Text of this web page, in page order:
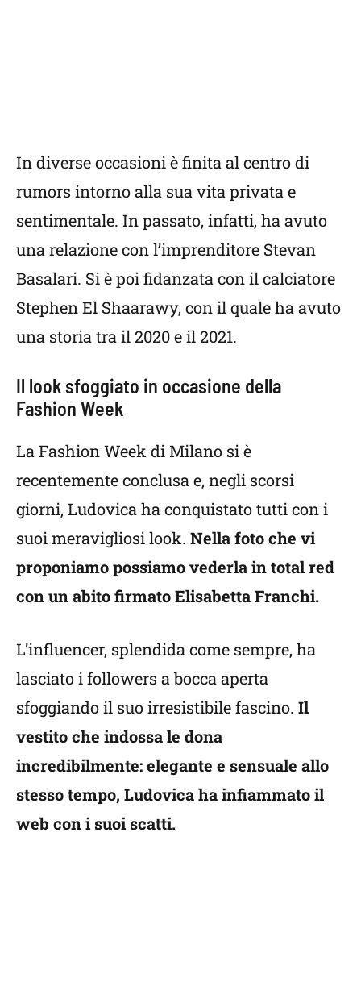
In diverse occasioni è finita al centro di
rumors intorno alla sua vita privata e
sentimentale. In passato, infatti, ha avuto
una relazione con l’imprenditore Stevan
Basalari. Si è poi fidanzata con il calciatore
Stephen El Shaarawy, con il quale ha avuto
una storia tra il 2020 e il 2021.
Il look sfoggiato in occasione della
Fashion Week
La Fashion Week di Milano si è
recentemente conclusa e, negli scorsi
giorni, Ludovica ha conquistato tutti con i
suoi meravigliosi look. Nella foto che vi
proponiamo possiamo vederla in total red
con un abito firmato Elisabetta Franchi.
L’influencer, splendida come sempre, ha
lasciato i followers a bocca aperta
sfoggiando il suo irresistibile fascino. Il
vestito che indossa le dona
incredibilmente: elegante e sensuale allo
stesso tempo, Ludovica ha infiammato il
web con i suoi scatti.